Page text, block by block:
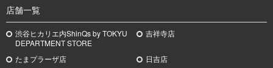
店舗一覧
渋谷ヒカリエ内ShinQs by TOKYU
DEPARTMENT STORE
吉祥寺店
たまプラーザ店
日吉店